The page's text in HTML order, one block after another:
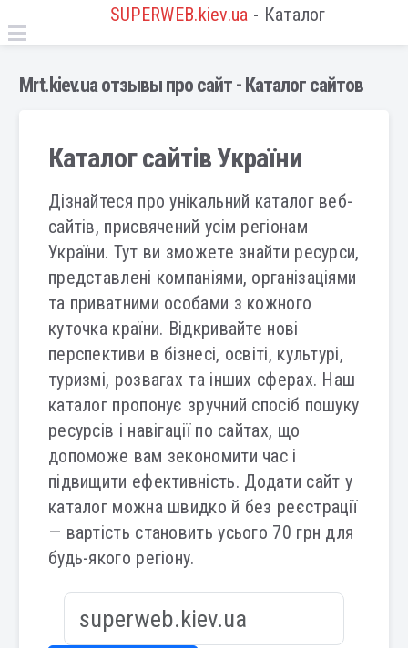
SUPERWEB.kiev.ua - Каталог
Mrt.kiev.ua отзывы про сайт - Каталог сайтов
Каталог сайтів України
Дізнайтеся про унікальний каталог веб-
сайтів, присвячений усім регіонам
України. Тут ви зможете знайти ресурси,
представлені компаніями, організаціями
та приватними особами з кожного
куточка країни. Відкривайте нові
перспективи в бізнесі, освіті, культурі,
туризмі, розвагах та інших сферах. Наш
каталог пропонує зручний спосіб пошуку
ресурсів і навігації по сайтах, що
допоможе вам зекономити час і
підвищити ефективність. Додати сайт у
каталог можна швидко й без реєстрації
— вартість становить усього 70 грн для
будь-якого регіону.